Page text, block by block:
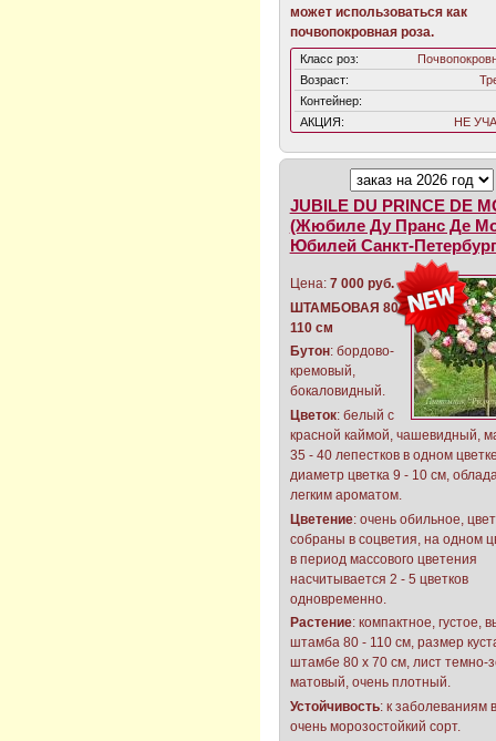
может использоваться как
почвопокровная роза.
Класс роз:
Возраст:
Контейнер:
АКЦИЯ:
НЕ
JUBILE DU PRINCE DE
(Жюбиле Ду Пранс Де
Юбилей Санкт-
Цена: 7 000 руб.
ШТАМБОВАЯ 80 -
110 см
Бутон: бордово-
кремовый,
бокаловидный.
Цветок: белый с
красной каймой, чашевидный,
35 - 40 лепестков в одном
диаметр цветка 9 - 10 см,
легким ароматом.
Цветение: очень обильное,
собраны в соцветия, на одном
в период массового цветения
насчитывается 2 - 5 цветков
одновременно.
Растение: компактное, густое,
штамба 80 - 110 см, размер
штамбе 80 x 70 см, лист темно-
матовый, очень плотный.
Устойчивость: к заболеваниям
очень морозостойкий сорт.